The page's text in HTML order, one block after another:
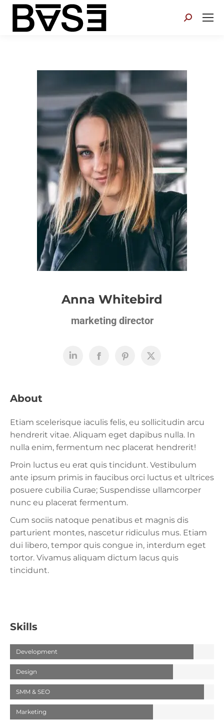
Search:
Anna Whitebird
marketing director
About
Etiam scelerisque iaculis felis, eu sollicitudin arcu
hendrerit vitae. Aliquam eget dapibus nulla. In
nulla enim, fermentum nec placerat hendrerit!
Proin luctus eu erat quis tincidunt. Vestibulum
ante ipsum primis in faucibus orci luctus et ultrices
posuere cubilia Curae; Suspendisse ullamcorper
nunc eu placerat fermentum.
Cum sociis natoque penatibus et magnis dis
parturient montes, nascetur ridiculus mus. Etiam
dui libero, tempor quis congue in, interdum eget
tortor. Vivamus aliquam dictum lacus quis
tincidunt.
Skills
Development
Design
SMM & SEO
Marketing